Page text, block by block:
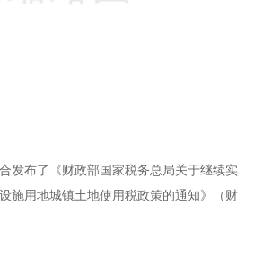
发布了《财政部国家税务总局关于继续实
施用地城镇土地使用税政策的通知》（财